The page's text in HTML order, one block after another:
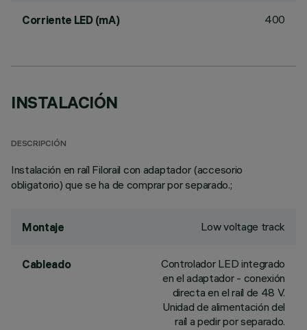
Corriente LED (mA) 400
INSTALACIÓN
DESCRIPCIÓN
Instalación en raíl Filorail con adaptador (accesorio
obligatorio) que se ha de comprar por separado.;
Montaje Low voltage track
Cableado
Controlador LED integrado
en el adaptador - conexión
directa en el raíl de 48 V.
Unidad de alimentación del
raíl a pedir por separado.